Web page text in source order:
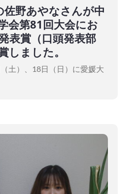
佐野あやなさんが中
会第81回大会にお
表賞（口頭発表部
しました。
土）、18日（日）に愛媛大